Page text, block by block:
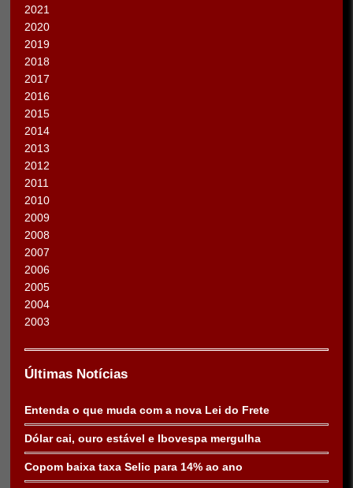
2021
2020
2019
2018
2017
2016
2015
2014
2013
2012
2011
2010
2009
2008
2007
2006
2005
2004
2003
Últimas Notícias
Entenda o que muda com a nova Lei do Frete
Dólar cai, ouro estável e Ibovespa mergulha
Copom baixa taxa Selic para 14% ao ano